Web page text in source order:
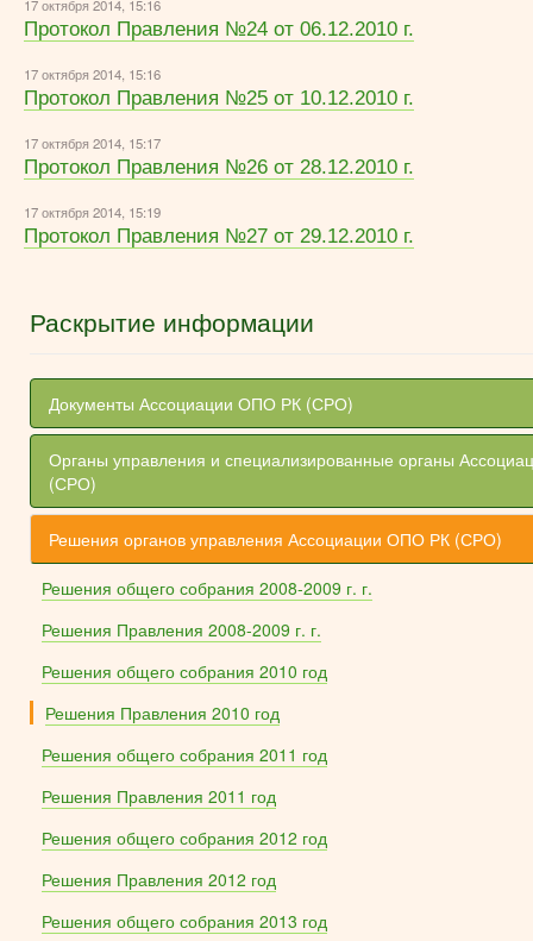
17 октября 2014, 15:16
Протокол Правления №24 от 06.12.2010 г.
17 октября 2014, 15:16
Протокол Правления №25 от 10.12.2010 г.
17 октября 2014, 15:17
Протокол Правления №26 от 28.12.2010 г.
17 октября 2014, 15:19
Протокол Правления №27 от 29.12.2010 г.
Раскрытие информации
Документы Ассоциации ОПО РК (СРО)
Органы управления и специализированные органы
(СРО)
Решения органов управления Ассоциации ОПО РК (СРО)
Решения общего собрания 2008-2009 г. г.
Решения Правления 2008-2009 г. г.
Решения общего собрания 2010 год
Решения Правления 2010 год
Решения общего собрания 2011 год
Решения Правления 2011 год
Решения общего собрания 2012 год
Решения Правления 2012 год
Решения общего собрания 2013 год